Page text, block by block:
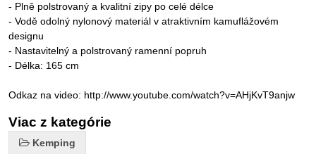
- Plně polstrovaný a kvalitní zipy po celé délce
- Vodě odolný nylonový materiál v atraktivním kamuflážovém
designu
- Nastavitelný a polstrovaný ramenní popruh
- Délka: 165 cm
Odkaz na video: http://www.youtube.com/watch?v=AHjKvT9anjw
Viac z kategórie
Kemping